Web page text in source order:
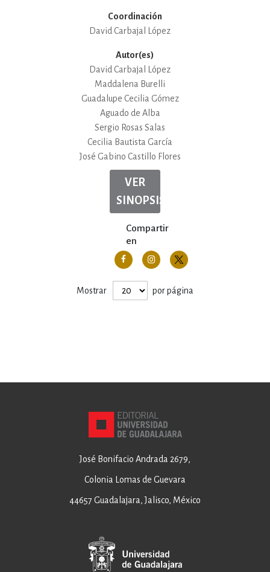
Coordinación
David Carbajal López
Autor(es)
David Carbajal López
Maddalena Burelli
Guadalupe Cecilia Gómez
Aguado de Alba
Sergio Rosas Salas
Cecilia Bautista García
José Gabino Castillo Flores
VER
SINOPSIS
Compartir
en
Mostrar por página
José Bonifacio Andrada 2679,
Colonia Lomas de Guevara
44657 Guadalajara, Jalisco, México